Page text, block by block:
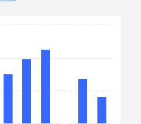
categories.
values. Data ranges from -